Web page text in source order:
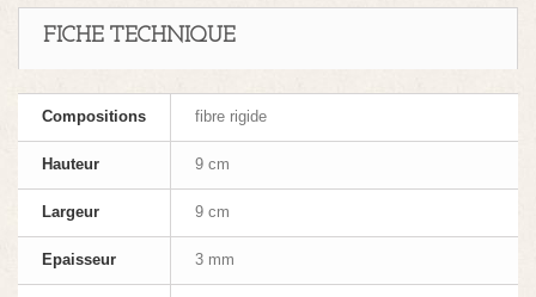
FICHE TECHNIQUE
Compositions fibre rigide
Hauteur 9 cm
Largeur 9 cm
Epaisseur 3 mm